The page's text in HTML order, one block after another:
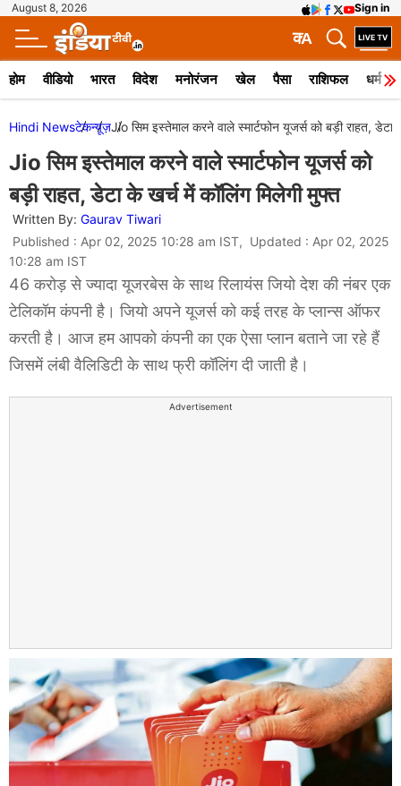
August 8, 2026 Sign in
A
क
होम वीडियो भारत विदेश मनोरंजन खेल पैसा राशिफल धर्म
Hindi Newsटेकन्यूज़Jio सिम इस्तेमाल करने वाले स्मार्टफोन यूजर्स को बड़ी राहत, डेटा
Jio सिम इस्तेमाल करने वाले स्मार्टफोन यूजर्स को
बड़ी राहत, डेटा के खर्च में कॉलिंग मिलेगी मुफ्त
Written By: Gaurav Tiwari
Published : Apr 02, 2025 10:28 am IST, Updated : Apr 02, 2025
10:28 am IST
46 करोड़ से ज्यादा यूजरबेस के साथ रिलायंस जियो देश की नंबर एक
टेलिकॉम कंपनी है। जियो अपने यूजर्स को कई तरह के प्लान्स ऑफर
करती है। आज हम आपको कंपनी का एक ऐसा प्लान बताने जा रहे हैं
जिसमें लंबी वैलिडिटी के साथ फ्री कॉलिंग दी जाती है।
Advertisement